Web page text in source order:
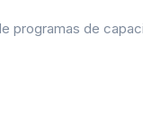
programas de